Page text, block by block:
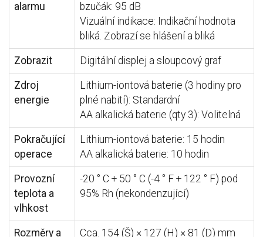
alarmu
bzučák: 95 dB
Vizuální indikace: Indikační hodnota
bliká. Zobrazí se hlášení a bliká
Zobrazit Digitální displej a sloupcový graf
Zdroj
energie
Lithium-iontová baterie (3 hodiny pro
plné nabití): Standardní
AA alkalická baterie (qty 3): Volitelná
Pokračující
operace
Lithium-iontová baterie: 15 hodin
AA alkalická baterie: 10 hodin
Provozní
teplota a
vlhkost
-20 ° C + 50 ° C (-4 ° F + 122 ° F) pod
95% Rh (nekondenzující)
Rozměry a Cca. 154 (Š) × 127 (H) × 81 (D) mm